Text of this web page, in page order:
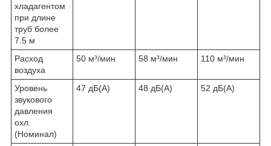
хладагентом
при длине
труб более
7.5 м
Расход
воздуха
50 м³/мин 58 м³/мин 110 м³/мин
Уровень
звукового
давления
охл.
(Номинал)
47 дБ(A) 48 дБ(A) 52 дБ(A)